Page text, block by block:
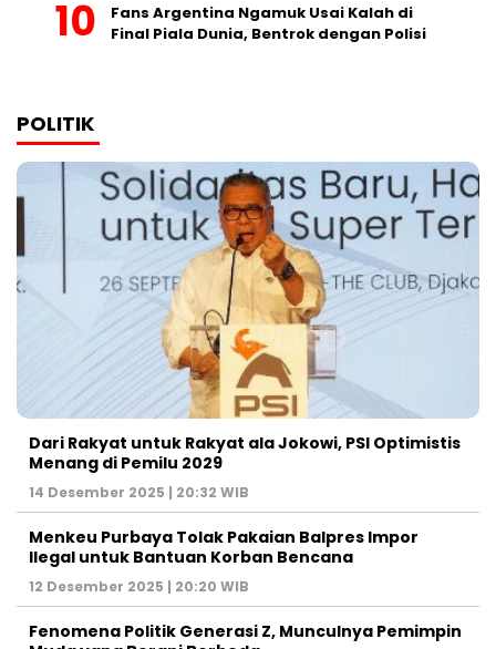
Fans Argentina Ngamuk Usai Kalah di
Final Piala Dunia, Bentrok dengan Polisi
POLITIK
Dari Rakyat untuk Rakyat ala Jokowi, PSI Optimistis
Menang di Pemilu 2029
14 Desember 2025 | 20:32 WIB
Menkeu Purbaya Tolak Pakaian Balpres Impor
Ilegal untuk Bantuan Korban Bencana
12 Desember 2025 | 20:20 WIB
Fenomena Politik Generasi Z, Munculnya Pemimpin